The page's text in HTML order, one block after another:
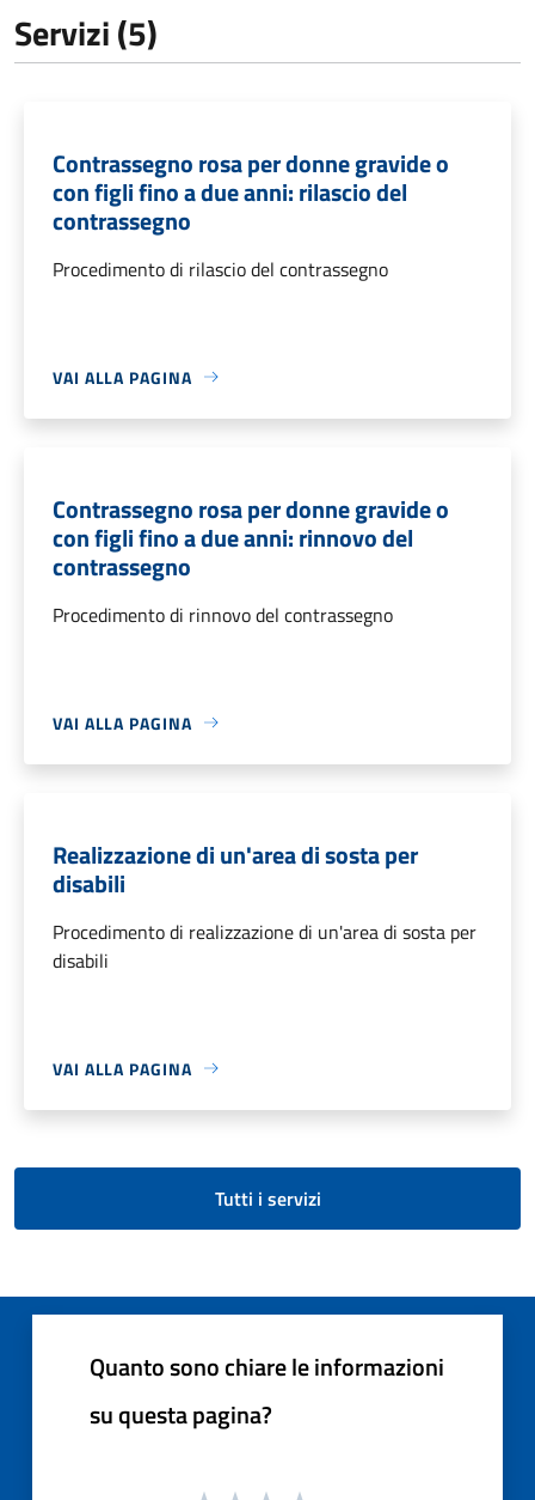
Servizi (5)
Contrassegno rosa per donne gravide o
con figli fino a due anni: rilascio del
contrassegno
Procedimento di rilascio del contrassegno
VAI ALLA PAGINA
Contrassegno rosa per donne gravide o
con figli fino a due anni: rinnovo del
contrassegno
Procedimento di rinnovo del contrassegno
VAI ALLA PAGINA
Realizzazione di un'area di sosta per
disabili
Procedimento di realizzazione di un'area di sosta per
disabili
VAI ALLA PAGINA
Tutti i servizi
Quanto sono chiare le informazioni
su questa pagina?